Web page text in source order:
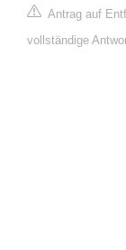
Antrag auf
vollständige